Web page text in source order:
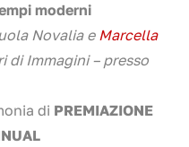
moderni
Novalia e Marcella
di Immagini – presso
di PREMIAZIONE